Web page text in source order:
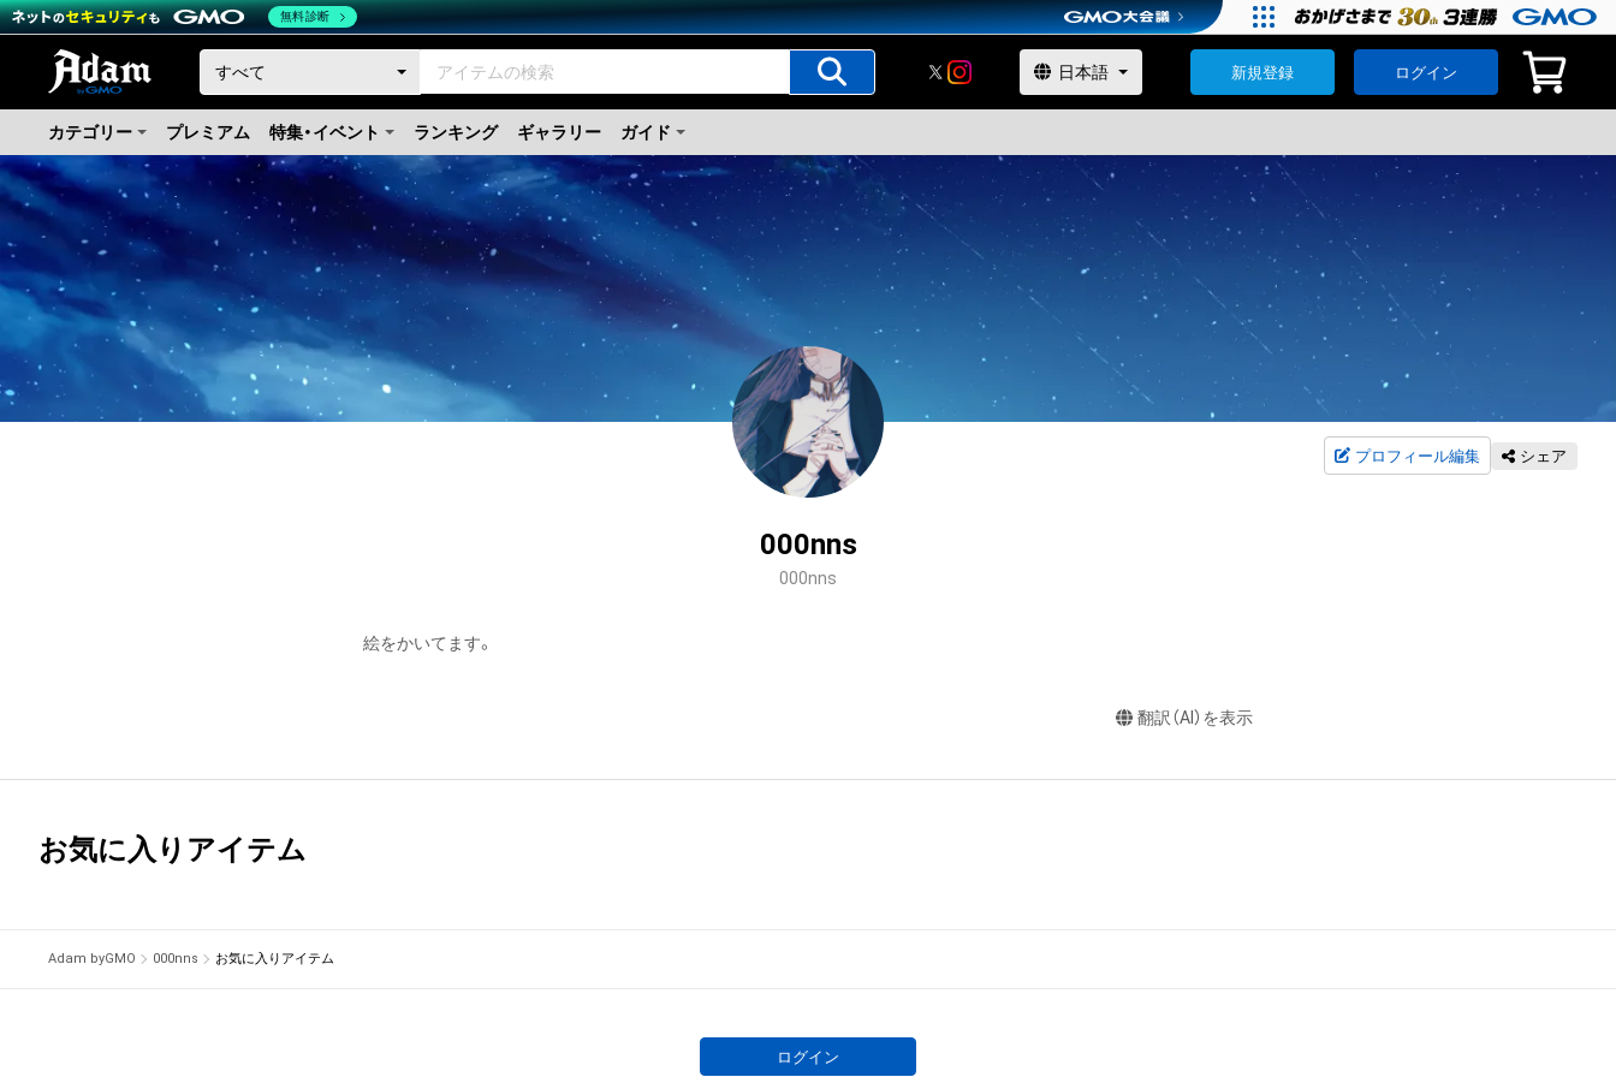
新規登録 ログイン
カテゴリー プレミアム 特集・イベント ランキング ギャラリー ガイド
プロフィール編集 シェア
000nns
000nns
絵をかいてます。
翻訳（AI）を表示
お気に入りアイテム
Adam byGMO 000nns お気に入りアイテム
ログイン
無料診断